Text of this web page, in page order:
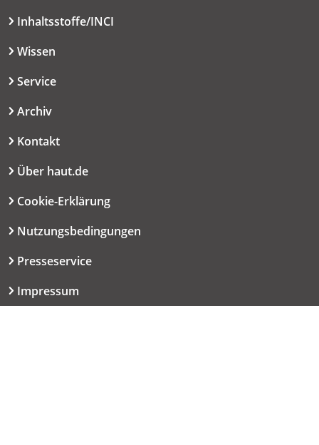
Inhaltsstoffe/INCI
Wissen
Service
Archiv
Kontakt
Über haut.de
Cookie-Erklärung
Nutzungsbedingungen
Presseservice
Impressum